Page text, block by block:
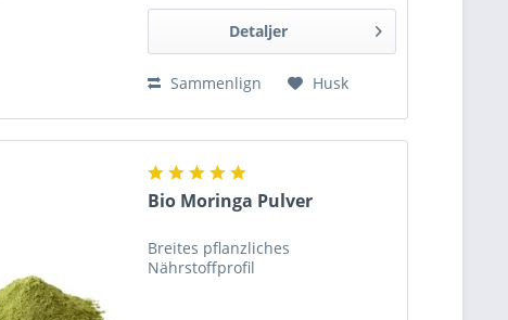
Detaljer
Sammenlign Husk
Bio Moringa Pulver
Breites pflanzliches
Nährstoffprofil